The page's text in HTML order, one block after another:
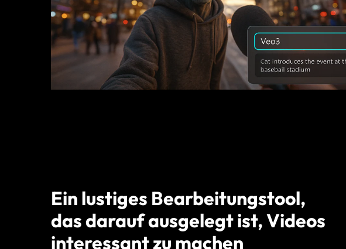
Ein lustiges Bearbeitungstool,
das darauf ausgelegt ist, Videos
interessant zu machen